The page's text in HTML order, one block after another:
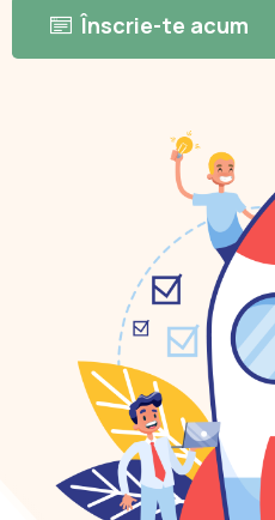
Înscrie-te acum